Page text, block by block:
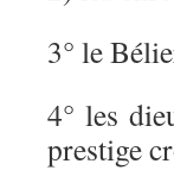
3° le
4° les
prestige